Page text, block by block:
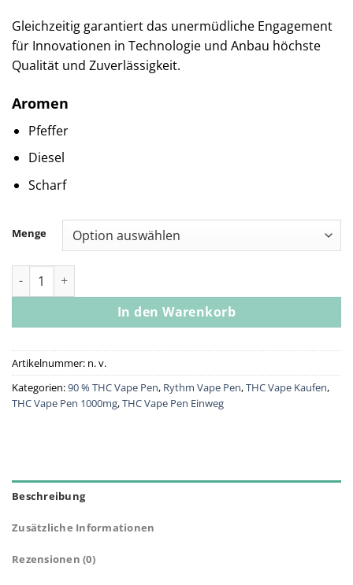
Gleichzeitig garantiert das unermüdliche Engagement
für Innovationen in Technologie und Anbau höchste
Qualität und Zuverlässigkeit.
Aromen
Pfeffer
Diesel
Scharf
Menge
RYTHM Cartridge Black Afghan - Relax 500mg Menge
In den Warenkorb
Artikelnummer: n. v.
Kategorien:90 % THC Vape Pen, Rythm Vape Pen,THC Vape Kaufen,
THC Vape Pen 1000mg,THC Vape Pen Einweg
Beschreibung
Zusätzliche Informationen
Rezensionen (0)